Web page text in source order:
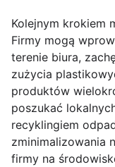
Kolejnym krokiem
Firmy mogą
terenie biura,
zużycia
produktów
poszukać
recyklingiem
zminimalizowania
firmy na